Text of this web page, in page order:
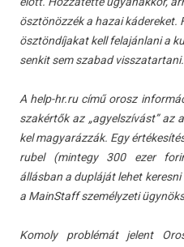
ösztönözzék a hazai kádereket.
ösztöndíjakat kell felajánlani a
senkit sem szabad
A help-hr.ru című orosz
szakértők az „agyelszívást”
kel magyaráz­zák. Egy
rubel (min­tegy 300 ezer
állásban a dupláját lehet
a MainStaff személyzeti
Komo­ly problémát jelent